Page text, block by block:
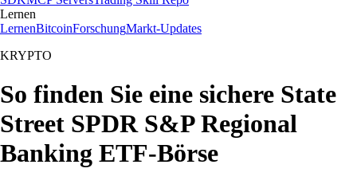
Lernen
LernenBitcoinForschungMarkt-Updates
KRYPTO
So finden Sie eine sichere State
Street SPDR S&P Regional
Banking ETF-Börse